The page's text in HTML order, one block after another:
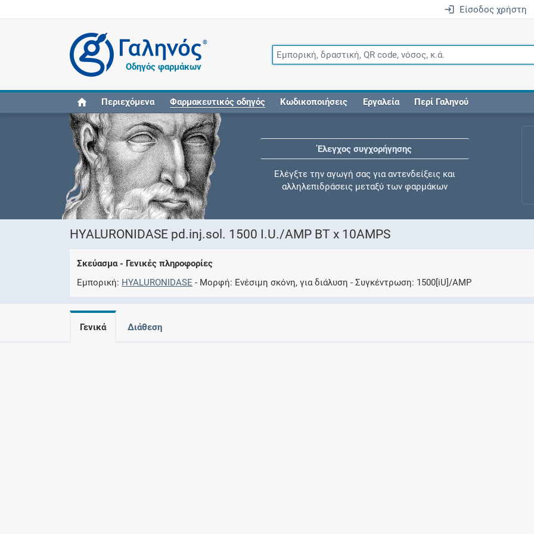
Είσοδος χρήστη
®
Οδηγός φαρμάκων
Περιεχόμενα Φαρμακευτικός οδηγός Κωδικοποιήσεις Εργαλεία Περί Γαληνού
Έλεγχος συγχορήγησης
Ελέγξτε την αγωγή σας για αντενδείξεις και
αλληλεπιδράσεις μεταξύ των φαρμάκων
Αποθηκεύστε τις συνταγές σας και
HYALURONIDASE pd.inj.sol. 1500 I.U./AMP BT x 10AMPS
Σκεύασμα - Γενικές πληροφορίες
Εμπορική HYALURONIDASE Μορφή Ενέσιμη σκόνη, για διάλυση Συγκέντρωση 1500[iU]/AMP
Γενικά Διάθεση